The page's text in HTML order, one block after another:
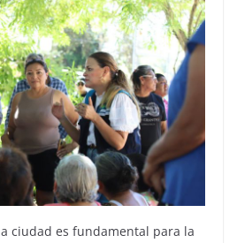
ciudad es fundamental para la